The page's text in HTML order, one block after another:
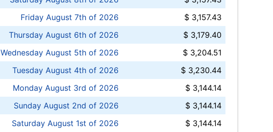
Friday August 7th of 2026
$ 3,157.43
Thursday August 6th of 2026
$ 3,179.40
Wednesday August 5th of 2026
$ 3,204.51
Tuesday August 4th of 2026
$ 3,230.44
Monday August 3rd of 2026
$ 3,144.14
Sunday August 2nd of 2026
$ 3,144.14
Saturday August 1st of 2026
$ 3,144.14